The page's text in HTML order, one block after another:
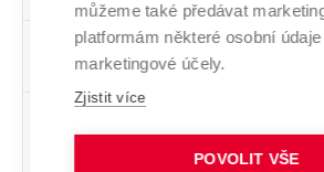
Umění
spolupráce
cs 3
Umění ve
veřejném
můžeme také předávat
platformám některé osobní
marketingové účely.
Zjistit více
POVOLIT VŠE